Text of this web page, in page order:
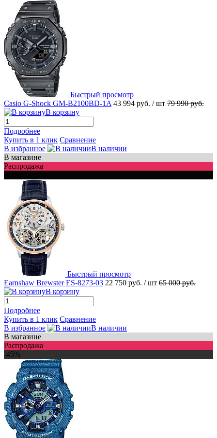
Быстрый просмотр
Casio G-Shock GM-B2100BD-1A 43 994 руб. / шт 79 990 руб.
В корзину
Подробнее
Купить в 1 клик Сравнение
В избранное
В наличии
В магазине
Распродажа
Быстрый просмотр
Earnshaw Brewster ES-8273-03 22 750 руб. / шт 65 000 руб.
В корзину
Подробнее
Купить в 1 клик Сравнение
В избранное
В наличии
В магазине
Распродажа
-45%